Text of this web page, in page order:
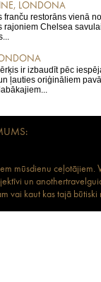
LONDONA
franču restorāns vienā
rajoniem Chelsea
ir izbaudīt pēc
ļauties oriģināliem
mūsdienu
un
vai kaut kas tajā